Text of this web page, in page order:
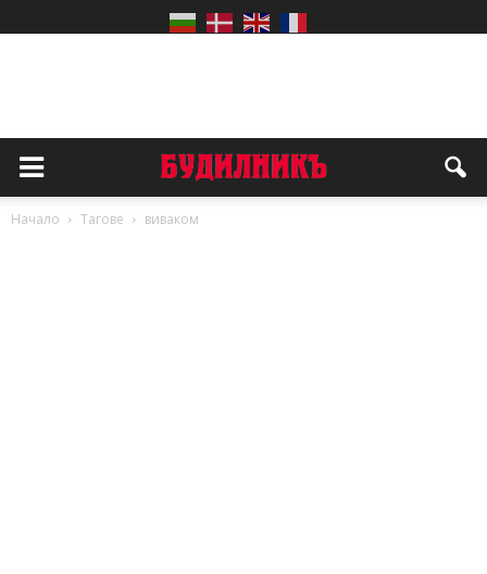
Начало Тагове виваком